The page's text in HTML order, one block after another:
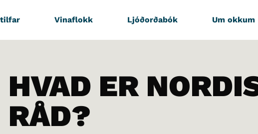
Vinaflokk Ljóðorðabók Um okkum
HVAD ER
RÅD?